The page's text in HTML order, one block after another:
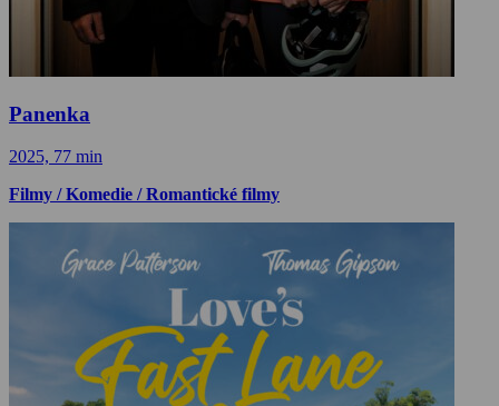
Panenka
2025, 77 min
Filmy / Komedie / Romantické filmy